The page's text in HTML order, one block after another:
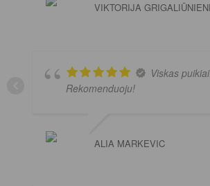
VIKTORIJA
Viskas
Rekomenduoju!
ALIA MARKEVIC